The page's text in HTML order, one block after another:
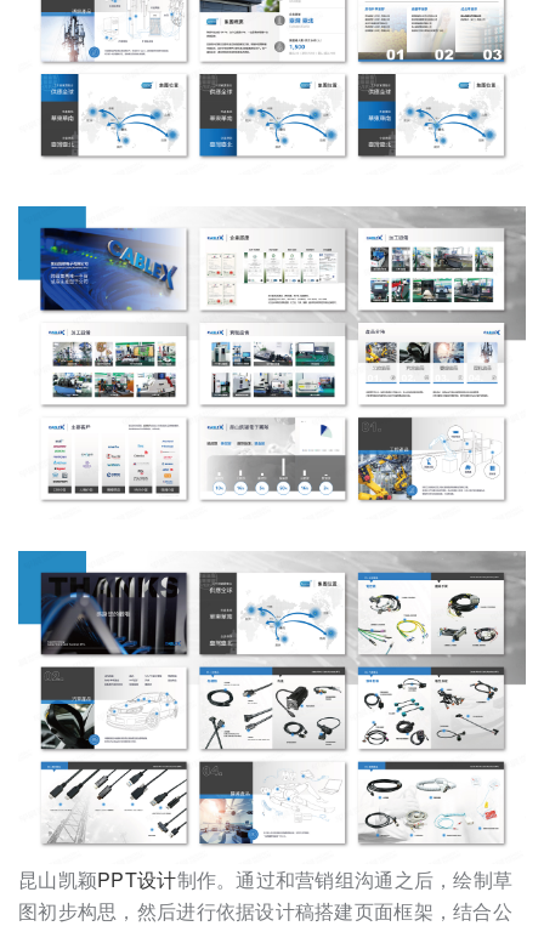
昆山凯颖PPT设计制作。通过和营销组沟通之后，绘制草
图初步构思，然后进行依据设计稿搭建页面框架，结合公